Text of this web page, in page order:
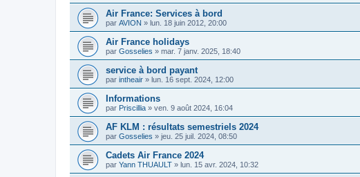
Air France: Services à bord
par AVION » lun. 18 juin 2012, 20:00
Air France holidays
par Gosselies » mar. 7 janv. 2025, 18:40
service à bord payant
par intheair » lun. 16 sept. 2024, 12:00
Informations
par Priscillia » ven. 9 août 2024, 16:04
AF KLM : résultats semestriels 2024
par Gosselies » jeu. 25 juil. 2024, 08:50
Cadets Air France 2024
par Yann THUAULT » lun. 15 avr. 2024, 10:32